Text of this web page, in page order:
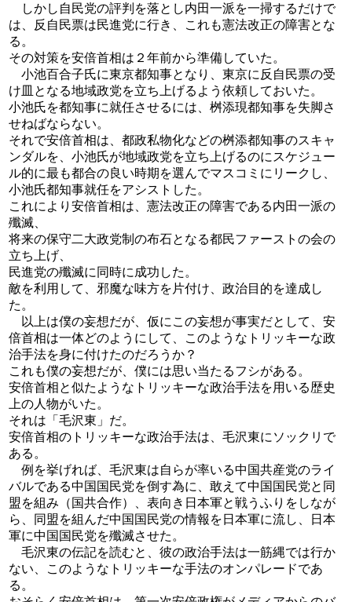
しかし自民党の評判を落とし内田一派を一掃するだけで
は、反自民票は民進党に行き、これも憲法改正の障害とな
る。
その対策を安倍首相は２年前から準備していた。
小池百合子氏に東京都知事となり、東京に反自民票の受
け皿となる地域政党を立ち上げるよう依頼しておいた。
小池氏を都知事に就任させるには、桝添現都知事を失脚さ
せねばならない。
それで安倍首相は、都政私物化などの桝添都知事のスキャ
ンダルを、小池氏が地域政党を立ち上げるのにスケジュー
ル的に最も都合の良い時期を選んでマスコミにリークし、
小池氏都知事就任をアシストした。
これにより安倍首相は、憲法改正の障害である内田一派の
殲滅、
将来の保守二大政党制の布石となる都民ファーストの会の
立ち上げ、
民進党の殲滅に同時に成功した。
敵を利用して、邪魔な味方を片付け、政治目的を達成し
た。
以上は僕の妄想だが、仮にこの妄想が事実だとして、安
倍首相は一体どのようにして、このようなトリッキーな政
治手法を身に付けたのだろうか？
これも僕の妄想だが、僕には思い当たるフシがある。
安倍首相と似たようなトリッキーな政治手法を用いる歴史
上の人物がいた。
それは「毛沢東」だ。
安倍首相のトリッキーな政治手法は、毛沢東にソックリで
ある。
例を挙げれば、毛沢東は自らが率いる中国共産党のライ
バルである中国国民党を倒す為に、敢えて中国国民党と同
盟を組み（国共合作）、表向き日本軍と戦うふりをしなが
ら、同盟を組んだ中国国民党の情報を日本軍に流し、日本
軍に中国国民党を殲滅させた。
毛沢東の伝記を読むと、彼の政治手法は一筋縄では行か
ない、このようなトリッキーな手法のオンパレードであ
る。